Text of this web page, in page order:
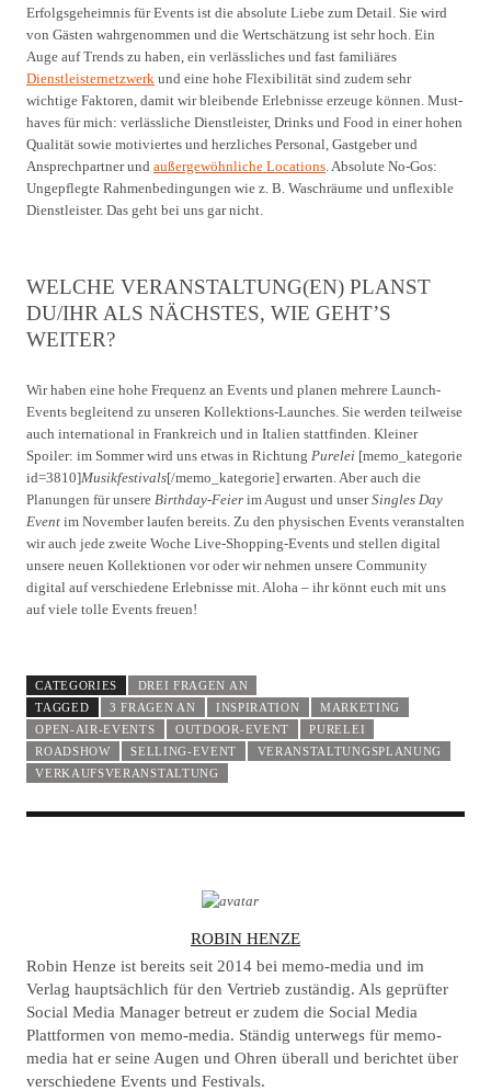
Erfolgsgeheimnis für Events ist die absolute Liebe zum Detail. Sie wird
von Gästen wahrgenommen und die Wertschätzung ist sehr hoch. Ein
Auge auf Trends zu haben, ein verlässliches und fast familiäres
Dienstleisternetzwerk und eine hohe Flexibilität sind zudem sehr
wichtige Faktoren, damit wir bleibende Erlebnisse erzeuge können. Must-
haves für mich: verlässliche Dienstleister, Drinks und Food in einer hohen
Qualität sowie motiviertes und herzliches Personal, Gastgeber und
Ansprechpartner und außergewöhnliche Locations . Absolute No-Gos:
Ungepflegte Rahmenbedingungen wie z. B. Waschräume und unflexible
Dienstleister. Das geht bei uns gar nicht.
WELCHE VERANSTALTUNG(EN) PLANST
DU/IHR ALS NÄCHSTES, WIE GEHT’S
WEITER?
Wir haben eine hohe Frequenz an Events und planen mehrere Launch-
Events begleitend zu unseren Kollektions-Launches. Sie werden teilweise
auch international in Frankreich und in Italien stattfinden. Kleiner
Spoiler: im Sommer wird uns etwas in Richtung Purelei [memo_kategorie
id=3810]Musikfestivals[/memo_kategorie] erwarten. Aber auch die
Planungen für unsere Birthday-Feier im August und unserSingles Day
Event im November laufen bereits. Zu den physischen Events veranstalten
wir auch jede zweite Woche Live-Shopping-Events und stellen digital
unsere neuen Kollektionen vor oder wir nehmen unsere Community
digital auf verschiedene Erlebnisse mit. Aloha – ihr könnt euch mit uns
auf viele tolle Events freuen!
CATEGORIES
DREI FRAGEN AN
TAGGED
3 FRAGEN AN INSPIRATION
MARKETING
OPEN-AIR-EVENTS
OUTDOOR-EVENT
PURELEI
ROADSHOW
SELLING-EVENT
VERANSTALTUNGSPLANUNG
VERKAUFSVERANSTALTUNG
U
T
H
O
R
ROBIN HENZE
Robin Henze ist bereits seit 2014 bei memo-media und im
Verlag hauptsächlich für den Vertrieb zuständig. Als geprüfter
Social Media Manager betreut er zudem die Social Media
Plattformen von memo-media. Ständig unterwegs für memo-
media hat er seine Augen und Ohren überall und berichtet über
verschiedene Events und Festivals.